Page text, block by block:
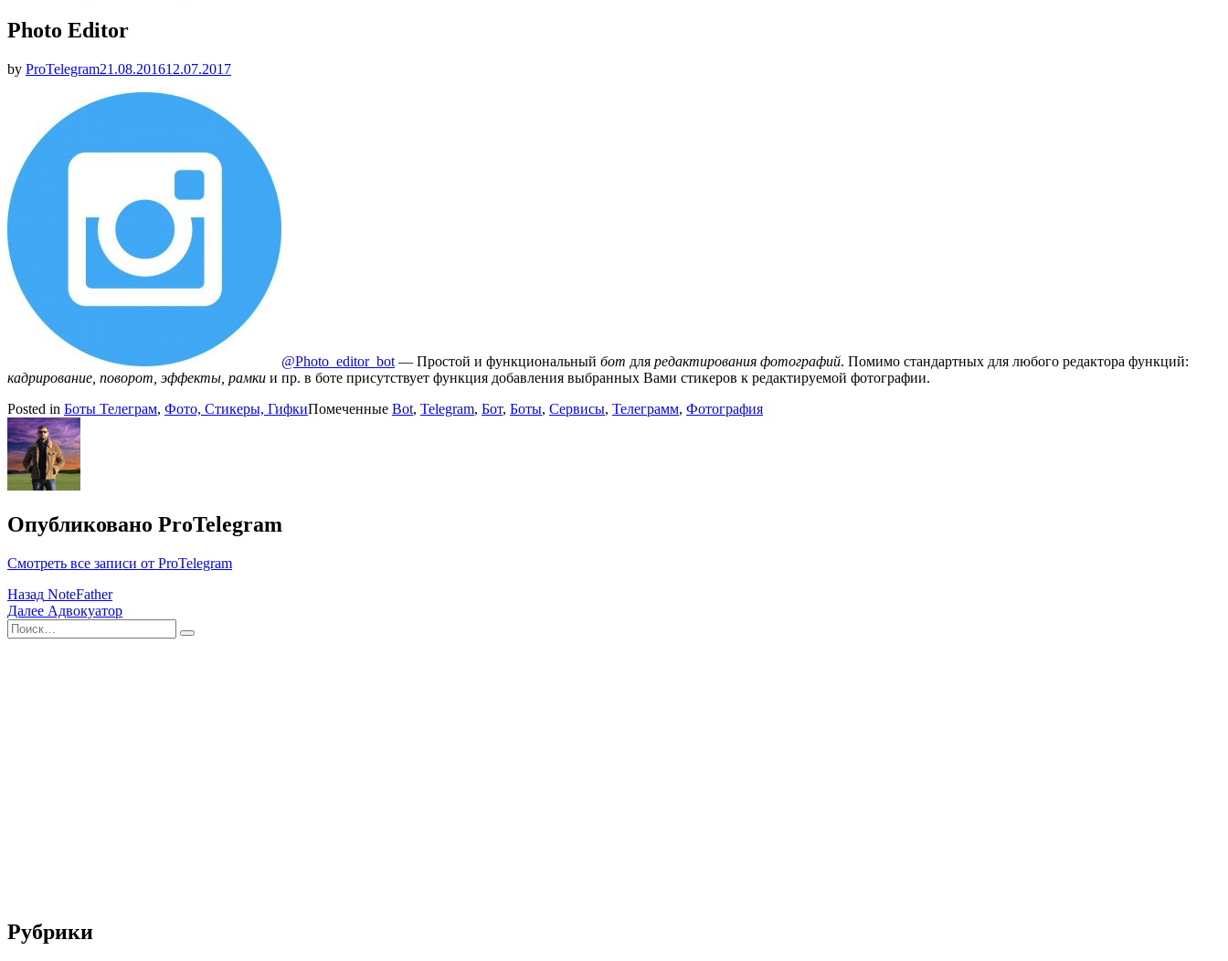
Photo Editor
by ProTelegramОпубликовано
21.08.201612.07.2017
@Photo_editor_bot — Простой и функциональный бот для редактирования фотографий. Помимо стандартных для любого редактора функций:
кадрирование, поворот, эффекты, рамки и пр. в боте присутствует функция добавления выбранных Вами стикеров к редактируемой фотографии.
Posted in Боты Телеграм, Фото, Стикеры, ГифкиПомеченные Bot, Telegram, Бот, Боты, Сервисы, Телеграмм, Фотография
Опубликовано ProTelegram
Смотреть все записи от ProTelegram
Навигация
по
записям
Назад NoteFather
Далее Адвокуатор
Поиск
Найти
Рубрики